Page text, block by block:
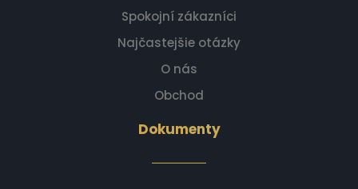
Spokojní zákazníci
Najčastejšie otázky
O nás
Obchod
Dokumenty